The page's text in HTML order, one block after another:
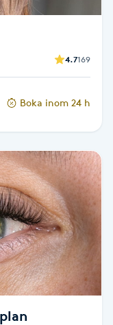
4.7169
Boka inom 24 h